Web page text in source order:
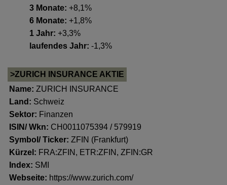
3 Monate: +8,1%
6 Monate: +1,8%
1 Jahr: +3,3%
laufendes Jahr: -1,3%
>ZURICH INSURANCE AKTIE
Name: ZURICH INSURANCE
Land: Schweiz
Sektor: Finanzen
ISIN/ Wkn: CH0011075394 / 579919
Symbol/ Ticker: ZFIN (Frankfurt)
Kürzel: FRA:ZFIN, ETR:ZFIN, ZFIN:GR
Index: SMI
Webseite: https://www.zurich.com/